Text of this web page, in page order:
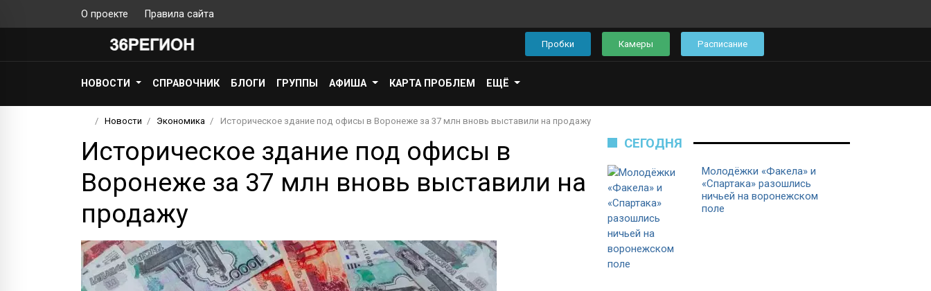
О проекте Правила сайта
Пробки Камеры Расписание
НОВОСТИ СПРАВОЧНИК БЛОГИ ГРУППЫ АФИША КАРТА ПРОБЛЕМ ЕЩЁ
Новости Экономика Историческое здание под офисы в Воронеже за 37 млн вновь выставили на продажу
Историческое здание под офисы в
Воронеже за 37 млн вновь выставили на
продажу
СЕГОДНЯ
Молодёжки «Факела» и
«Спартака» разошлись
ничьей на воронежском
поле